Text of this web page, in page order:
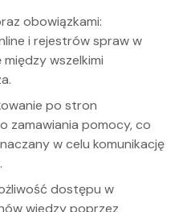
obowiązkami:
i rejestrów spraw w
wszelkimi
po stron
zamawiania pomocy, co
w celu komunikację
dostępu w
wiedzy poprzez